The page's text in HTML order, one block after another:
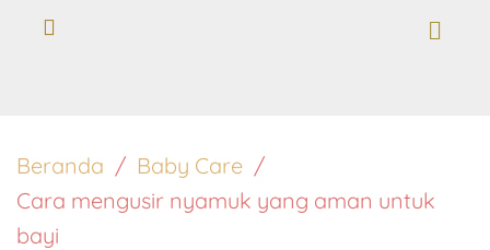
Beranda
Baby Care
Cara mengusir nyamuk yang aman untuk
bayi